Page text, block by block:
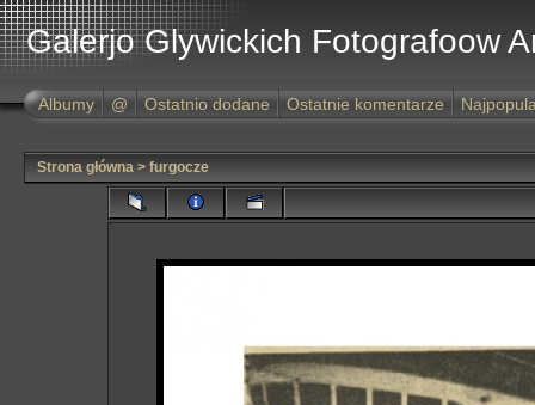
Galerjo Glywickich Fotografoow
Albumy @ Ostatnio dodane Ostatnie komentarze
Strona główna > furgocze